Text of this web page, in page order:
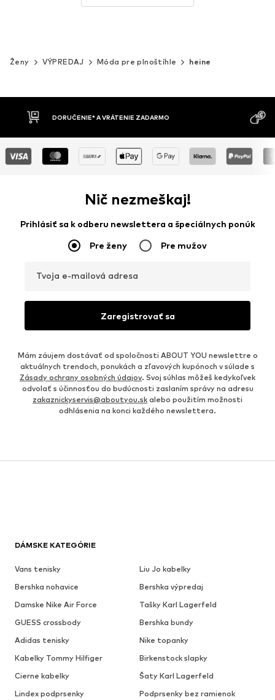
Ženy VÝPREDAJ Móda pre plnoštíhle heine
DOBIERKA
MOŽNOSŤ
Nič nezmeškaj!
Prihlásiť sa k odberu newslettera a špeciálnych ponúk
Pre ženy Pre mužov
Tvoja e-mailová adresa
Zaregistrovať sa
Mám záujem dostávať od spoločnosti ABOUT YOU newslettre o
aktuálnych trendoch, ponukách a zľavových kupónoch v súlade s
Zásady ochrany osobných údajov. Svoj súhlas môžeš kedykoľvek
odvolať s účinnosťou do budúcnosti zaslaním správy na adresu
zakaznickyservis@aboutyou.sk alebo použitím možnosti
odhlásenia na konci každého newslettera.
DÁMSKE KATEGÓRIE
Vans tenisky
Liu Jo kabelky
Bershka nohavice
Bershka výpredaj
Damske Nike Air Force
Tašky Karl Lagerfeld
GUESS crossbody
Bershka bundy
Adidas tenisky
Nike topanky
Kabelky Tommy Hilfiger
Birkenstock slapky
Cierne kabelky
Šaty Karl Lagerfeld
Lindex podprsenky
Podprsenky bez ramienok